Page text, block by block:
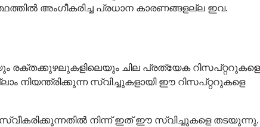
അംഗീകരിച്ച പ്രധാന കാരണങ്ങളല്ല ഇവ.
രക്തക്കുഴലുകളിലെയും ചില പ്രത്യേക റിസപ്റ്ററുകളെ
സ്വിച്ചുകളായി ഈ റിസപ്റ്ററുകളെ
നിന്ന് ഇത് ഈ സ്വിച്ചുകളെ തടയുന്നു.